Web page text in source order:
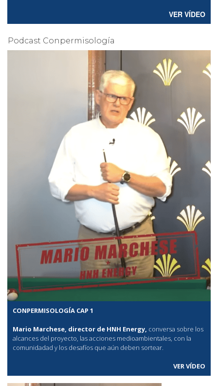
VER VÍDEO
Podcast Conpermisología
CONPERMISOLOGÍA CAP 1
Mario Marchese, director de HNH Energy, conversa sobre los
alcances del proyecto, las acciones medioambientales, con la
comunidadad y los desafíos que aún deben sortear.
VER VÍDEO